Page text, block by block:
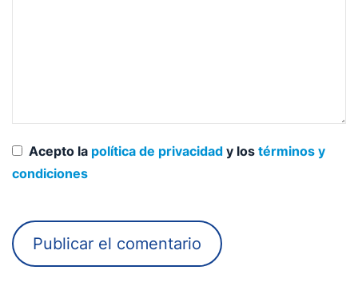
Acepto la política de privacidad y los términos y
condiciones